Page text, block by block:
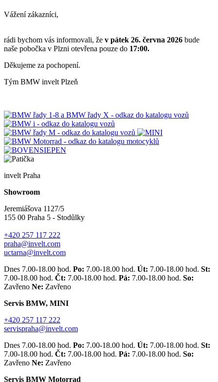
Vážení zákazníci,
rádi bychom vás informovali, že v pátek 26. června 2026 bude
naše pobočka v Plzni otevřena pouze do 17:00.
Děkujeme za pochopení.
Tým BMW invelt Plzeň
invelt Praha
Showroom
Jeremiášova 1127/5
155 00 Praha 5 - Stodůlky
+420 257 117 222
praha@invelt.com
uctarna@invelt.com
Dnes 7.00-18.00 hod. Po: 7.00-18.00 hod. Út: 7.00-18.00 hod. St:
7.00-18.00 hod. Čt: 7.00-18.00 hod. Pá: 7.00-18.00 hod. So:
Zavřeno Ne: Zavřeno
Servis BMW, MINI
+420 257 117 222
servispraha@invelt.com
Dnes 7.00-18.00 hod. Po: 7.00-18.00 hod. Út: 7.00-18.00 hod. St:
7.00-18.00 hod. Čt: 7.00-18.00 hod. Pá: 7.00-18.00 hod. So:
Zavřeno Ne: Zavřeno
Servis BMW Motorrad